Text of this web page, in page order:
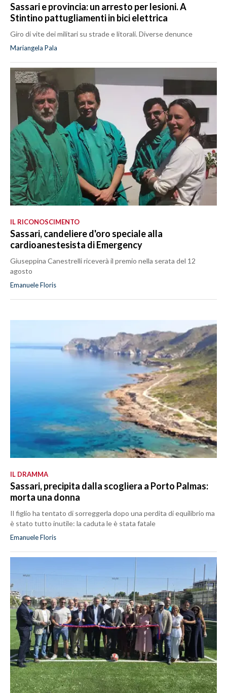
Sassari e provincia: un arresto per lesioni. A
Stintino pattugliamenti in bici elettrica
Giro di vite dei militari su strade e litorali. Diverse denunce
Mariangela Pala
IL RICONOSCIMENTO
Sassari, candeliere d'oro speciale alla
cardioanestesista di Emergency
Giuseppina Canestrelli riceverà il premio nella serata del 12
agosto
Emanuele Floris
IL DRAMMA
Sassari, precipita dalla scogliera a Porto Palmas:
morta una donna
Il figlio ha tentato di sorreggerla dopo una perdita di equilibrio ma
è stato tutto inutile: la caduta le è stata fatale
Emanuele Floris